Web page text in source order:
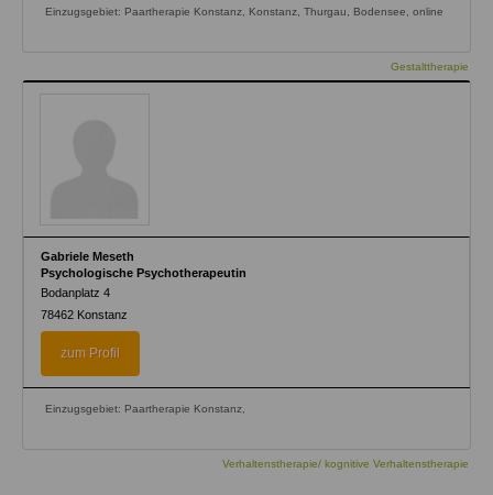
Einzugsgebiet: Paartherapie Konstanz, Konstanz, Thurgau, Bodensee, online
Gestalttherapie
Gabriele Meseth
Psychologische Psychotherapeutin
Bodanplatz 4
78462 Konstanz
zum Profil
Einzugsgebiet: Paartherapie Konstanz,
Verhaltenstherapie/ kognitive Verhaltenstherapie